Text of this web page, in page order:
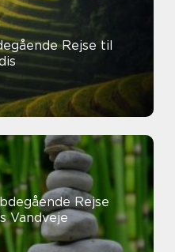
Rejse til
Rejse
Vandveje